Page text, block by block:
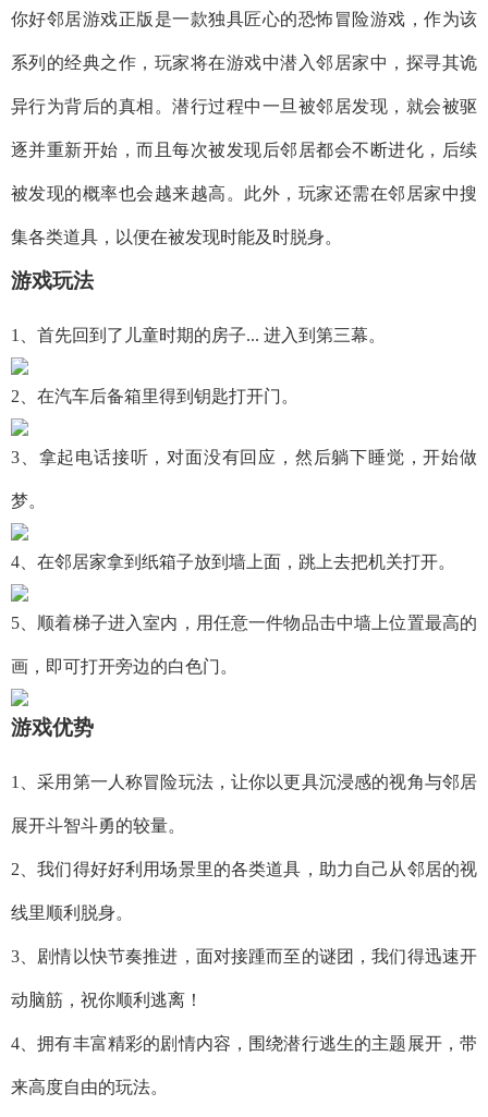
你好邻居游戏正版是一款独具匠心的恐怖冒险游戏，作为该
系列的经典之作，玩家将在游戏中潜入邻居家中，探寻其诡
异行为背后的真相。潜行过程中一旦被邻居发现，就会被驱
逐并重新开始，而且每次被发现后邻居都会不断进化，后续
被发现的概率也会越来越高。此外，玩家还需在邻居家中搜
集各类道具，以便在被发现时能及时脱身。
游戏玩法
1、首先回到了儿童时期的房子... 进入到第三幕。
2、在汽车后备箱里得到钥匙打开门。
3、拿起电话接听，对面没有回应，然后躺下睡觉，开始做
梦。
4、在邻居家拿到纸箱子放到墙上面，跳上去把机关打开。
5、顺着梯子进入室内，用任意一件物品击中墙上位置最高的
画，即可打开旁边的白色门。
游戏优势
1、采用第一人称冒险玩法，让你以更具沉浸感的视角与邻居
展开斗智斗勇的较量。
2、我们得好好利用场景里的各类道具，助力自己从邻居的视
线里顺利脱身。
3、剧情以快节奏推进，面对接踵而至的谜团，我们得迅速开
动脑筋，祝你顺利逃离！
4、拥有丰富精彩的剧情内容，围绕潜行逃生的主题展开，带
来高度自由的玩法。